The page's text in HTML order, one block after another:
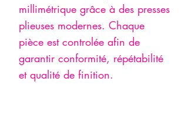
millimétrique grâce à des presses
plieuses modernes. Chaque
pièce est controlée afin de
garantir conformité, répétabilité
et qualité de finition.